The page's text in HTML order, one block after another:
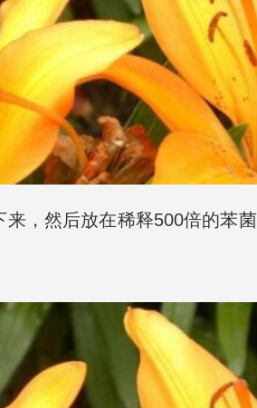
，然后放在稀释500倍的苯